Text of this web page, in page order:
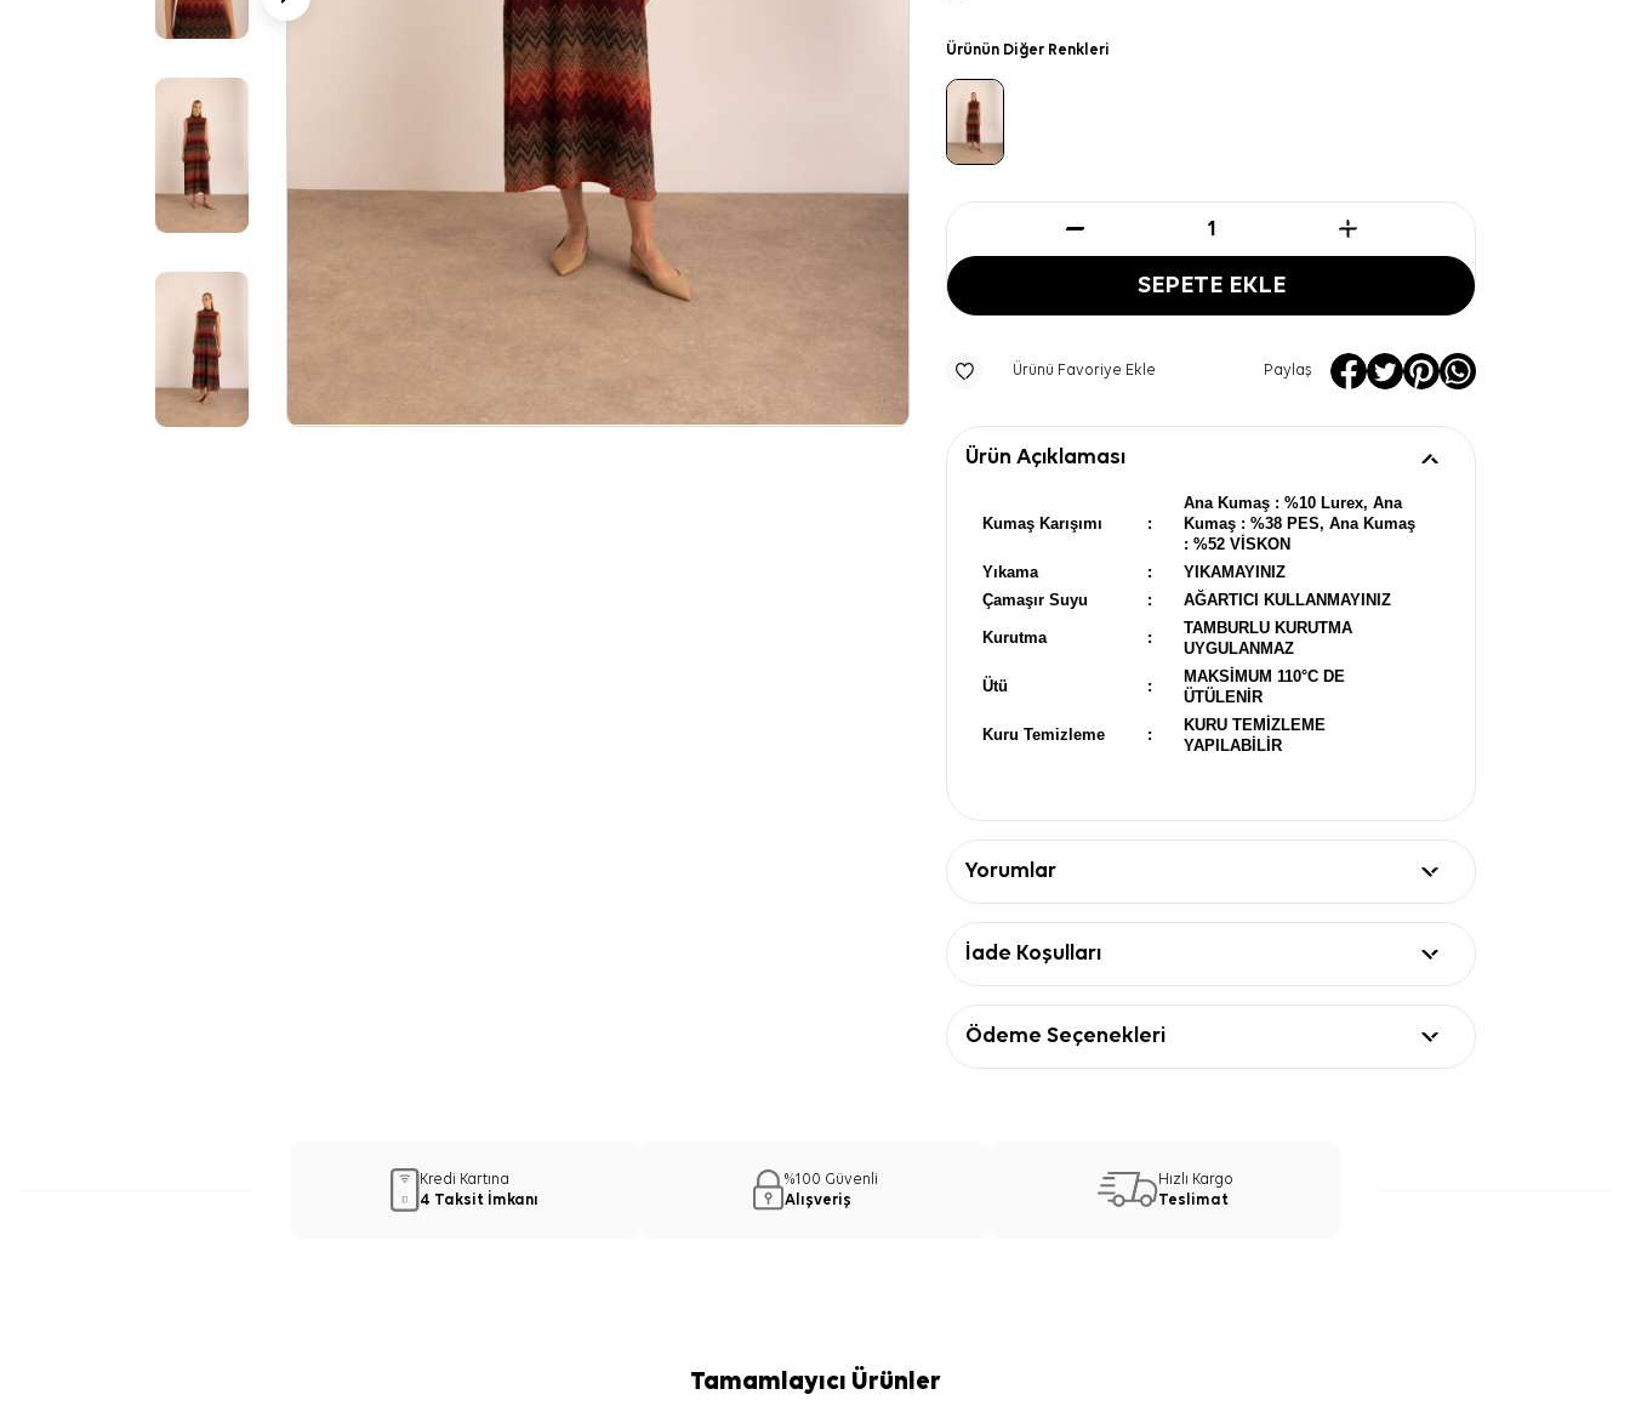
Ürünün Diğer Renkleri
SEPETE EKLE
Ürünü Favoriye Ekle Paylaş
Ürün Açıklaması
Kumaş Karışımı :
Ana Kumaş : %10 Lurex, Ana
Kumaş : %38 PES, Ana Kumaş
: %52 VİSKON
Yıkama
:
YIKAMAYINIZ
Çamaşır Suyu
: AĞARTICI KULLANMAYINIZ
Kurutma :
TAMBURLU KURUTMA
UYGULANMAZ
Ütü :
MAKSİMUM 110°C DE
ÜTÜLENİR
Kuru Temizleme :
KURU TEMİZLEME
YAPILABİLİR
Yorumlar
İade Koşulları
Ödeme Seçenekleri
Kredi Kartına
4 Taksit İmkanı
%100 Güvenli
Alışveriş
Hızlı Kargo
Teslimat
Tamamlayıcı Ürünler